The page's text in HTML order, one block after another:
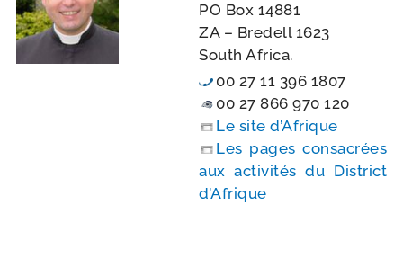
PO Box 14881
ZA – Bredell 1623
South Africa.
00 27 11 396 1807
00 27 866 970 120
Le site d’Afrique
Les pages consa­crées
aux acti­vi­tés du District
d’Afrique